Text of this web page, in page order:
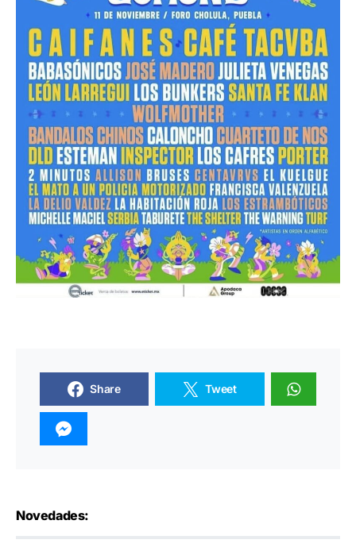
Share Tweet
Novedades: